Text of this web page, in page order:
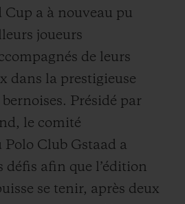
a à nouveau pu
joueurs
de leurs
dans la prestigieuse
Présidé par
le comité
Club Gstaad a
défis afin que l’édition
se tenir, après deux